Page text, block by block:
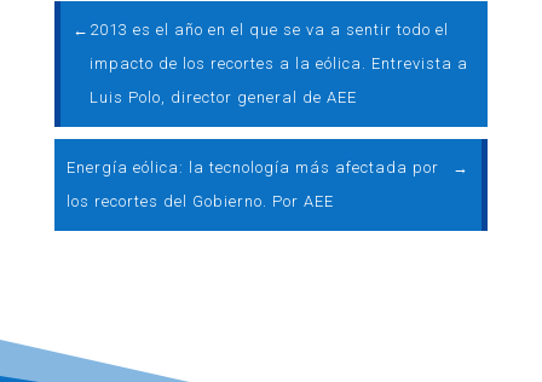
← 2013 es el año en el que se va a sentir todo el
impacto de los recortes a la eólica. Entrevista a
Luis Polo, director general de AEE
Energía eólica: la tecnología más afectada por
los recortes del Gobierno. Por AEE
→